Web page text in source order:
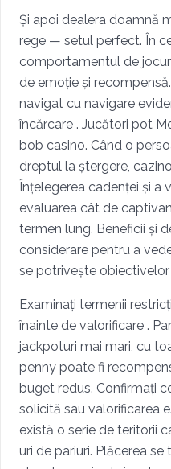
Și apoi dealera doamnă
rege — setul perfect. În
comportamentul de
de emoție și
navigat cu navigare
încărcare . Jucători pot
bob casino. Când o
dreptul la ștergere,
Înțelegerea cadenței și a
evaluarea cât de
termen lung. Beneficii și
considerare pentru a
se potrivește obiectivelor
Examinați termenii
înainte de valorificare .
jackpoturi mai mari, cu
penny poate fi
buget redus. Confirmați
solicită sau valorificarea
există o serie de teritorii
uri de pariuri. Plăcerea